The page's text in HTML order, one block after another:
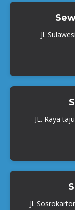
Jl.
JL. Raya
Jl.